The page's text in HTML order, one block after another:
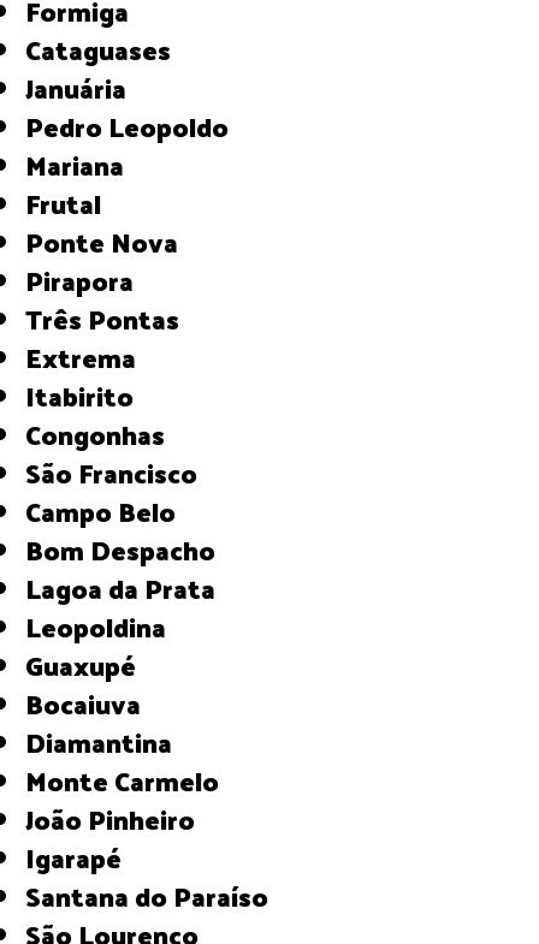
Formiga
Cataguases
Januária
Pedro Leopoldo
Mariana
Frutal
Ponte Nova
Pirapora
Três Pontas
Extrema
Itabirito
Congonhas
São Francisco
Campo Belo
Bom Despacho
Lagoa da Prata
Leopoldina
Guaxupé
Bocaiuva
Diamantina
Monte Carmelo
João Pinheiro
Igarapé
Santana do Paraíso